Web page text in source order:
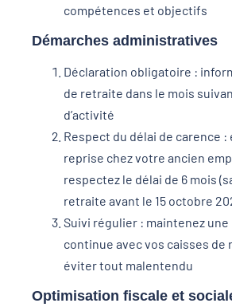
compétences et objectifs
Démarches administratives
Déclaration obligatoire :
de retraite dans le mois
d’activité
Respect du délai de carence :
reprise chez votre ancien
respectez le délai de 6 mois
retraite avant le 15 octobre
Suivi régulier : maintenez
continue avec vos caisses
éviter tout malentendu
Optimisation fiscale et